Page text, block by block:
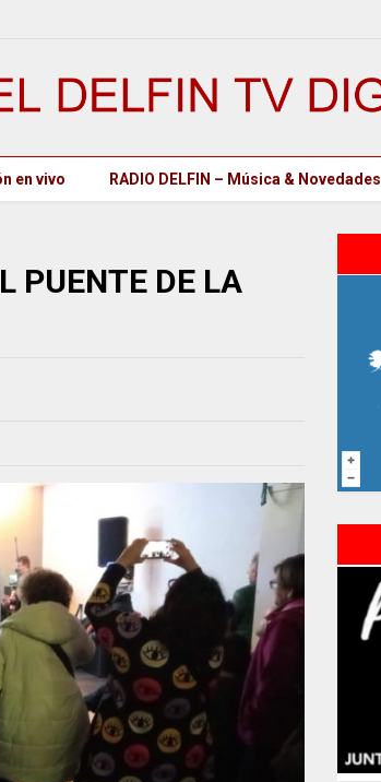
en vivo RADIO DELFIN – Música & Novedades
PUENTE DE LA